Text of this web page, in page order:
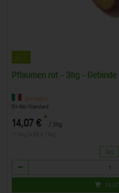
Pflaumen rot - 3kg - Gebinde
Jonicabio
EU-Bio-Standard
14,07 € * / 3kg
3kg
Anzahl
14,07